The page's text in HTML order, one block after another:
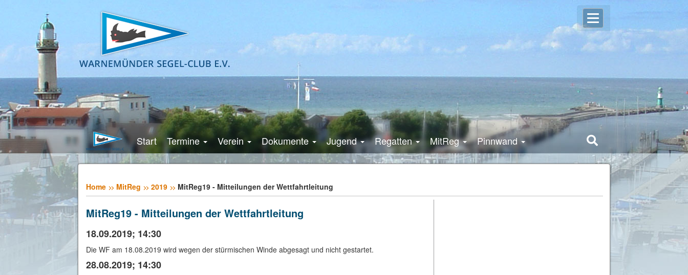
Open
user
settings
Start Termine Verein Dokumente Jugend Regatten MitReg Pinnwand
Home MitReg 2019 MitReg19 - Mitteilungen der Wettfahrtleitung
MitReg19 - Mitteilungen der Wettfahrtleitung
18.09.2019; 14:30
Die WF am 18.08.2019 wird wegen der stürmischen Winde abgesagt und nicht gestartet.
28.08.2019; 14:30